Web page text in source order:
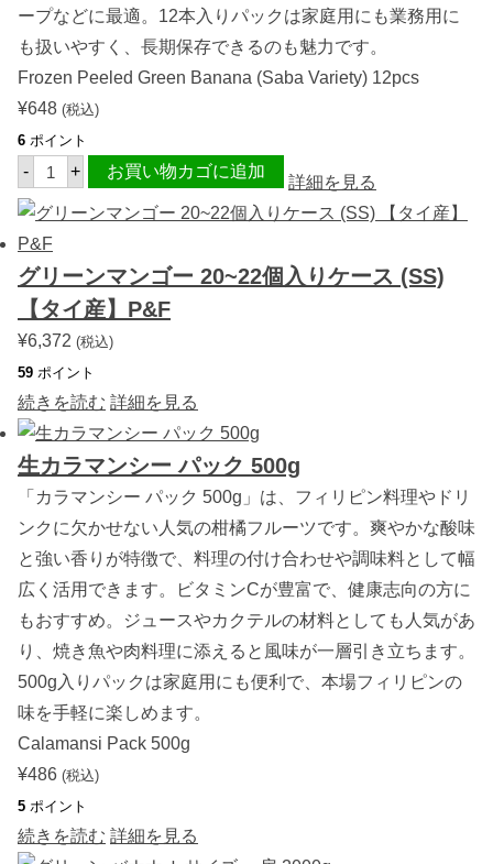
ープなどに最適。12本入りパックは家庭用にも業務用に
も扱いやすく、長期保存できるのも魅力です。
Frozen Peeled Green Banana (Saba Variety) 12pcs
¥648 (税込)
6 ポイント
- 【
冷
凍
】
調
理
用
皮
む
き
青
ナ
ナ
（
サ
バ
種
）
1
p
c
s
個
+ お買い物カゴに追加
詳細を見る
グリーンマンゴー 20~22個入りケース (SS)
【タイ産】P&F
¥6,372 (税込)
59 ポイント
続きを読む 詳細を見る
生カラマンシー パック 500g
「カラマンシー パック 500g」は、フィリピン料理やドリ
ンクに欠かせない人気の柑橘フルーツです。爽やかな酸味
と強い香りが特徴で、料理の付け合わせや調味料として幅
広く活用できます。ビタミンCが豊富で、健康志向の方に
もおすすめ。ジュースやカクテルの材料としても人気があ
り、焼き魚や肉料理に添えると風味が一層引き立ちます。
500g入りパックは家庭用にも便利で、本場フィリピンの
味を手軽に楽しめます。
Calamansi Pack 500g
¥486 (税込)
5 ポイント
続きを読む 詳細を見る